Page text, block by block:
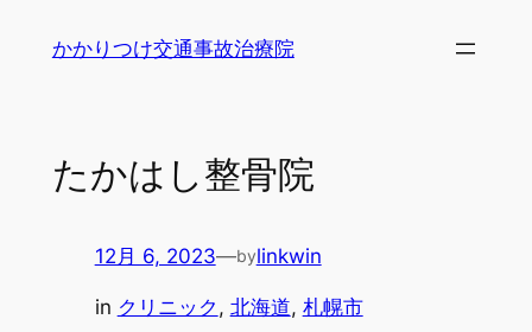
かかりつけ交通事故治療院
たかはし整骨院
12月 6, 2023—bylinkwin
in クリニック , 北海道, 札幌市